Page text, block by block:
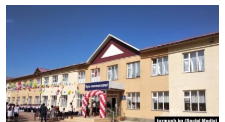
АЗАТТЫК+
ЫҢГАЙСЫЗ СУРООЛОР
ЭЕ/АРнун бардык сайттары